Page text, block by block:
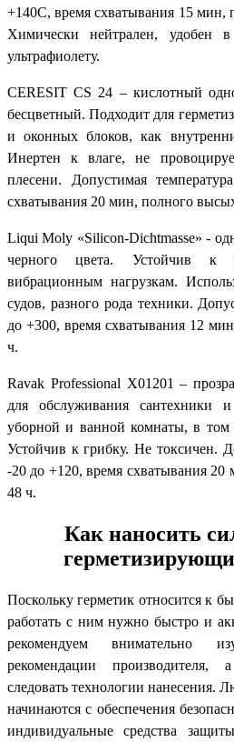
+140С, время схватывания 15 мин,
Химически нейтрален, удобен
ультрафиолету.
CERESIT CS 24 – кислотный
бесцветный. Подходит для
и оконных блоков, как
Инертен к влаге, не
плесени. Допустимая
схватывания 20 мин, полного
Liqui Moly «Silicon-Dichtmasse» -
черного цвета. Устойчив к
вибрационным нагрузкам.
судов, разного рода техники.
до +300, время схватывания 12
ч.
Ravak Professional X01201 –
для обслуживания сантехники
уборной и ванной комнаты, в том
Устойчив к грибку. Не токсичен.
-20 до +120, время схватывания
48 ч.
Как наносить
Поскольку герметик относится к
работать с ним нужно быстро и
рекомендуем внимательно
рекомендации производителя,
следовать технологии нанесения.
начинаются с обеспечения
индивидуальные средства